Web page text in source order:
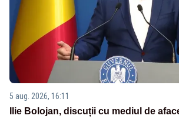
5 aug. 2026, 16:11
Ilie Bolojan, discuții cu mediul de